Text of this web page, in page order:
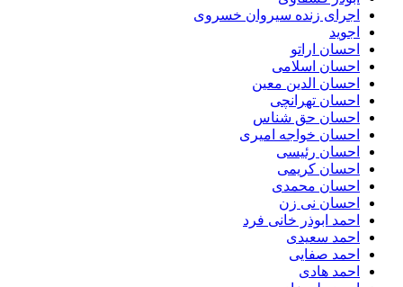
اجرای زنده سیروان خسروی
اجوید
احسان اراتو
احسان اسلامی
احسان الدین معین
احسان تهرانچی
احسان حق شناس
احسان خواجه امیری
احسان رئیسی
احسان کریمی
احسان محمدی
احسان نی زن
احمد ابوذر خانی فرد
احمد سعیدی
احمد صفایی
احمد هادی